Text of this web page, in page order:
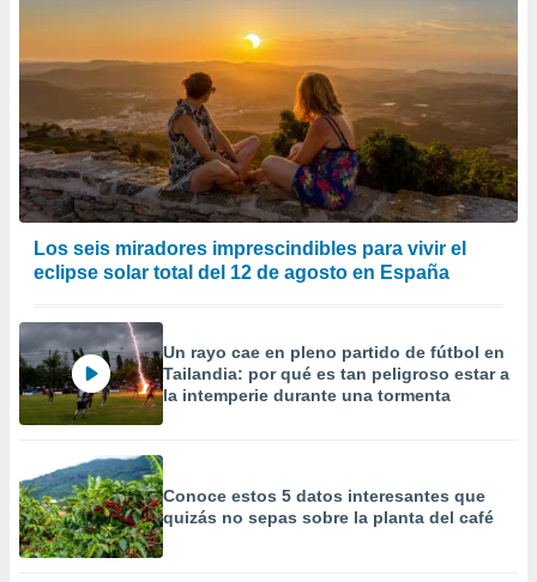
Los seis miradores imprescindibles para vivir el
eclipse solar total del 12 de agosto en España
Un rayo cae en pleno partido de fútbol en
Tailandia: por qué es tan peligroso estar a
la intemperie durante una tormenta
Conoce estos 5 datos interesantes que
quizás no sepas sobre la planta del café